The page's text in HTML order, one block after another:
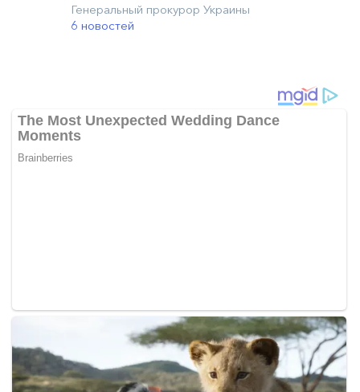
Генеральный прокурор Украины
6 новостей